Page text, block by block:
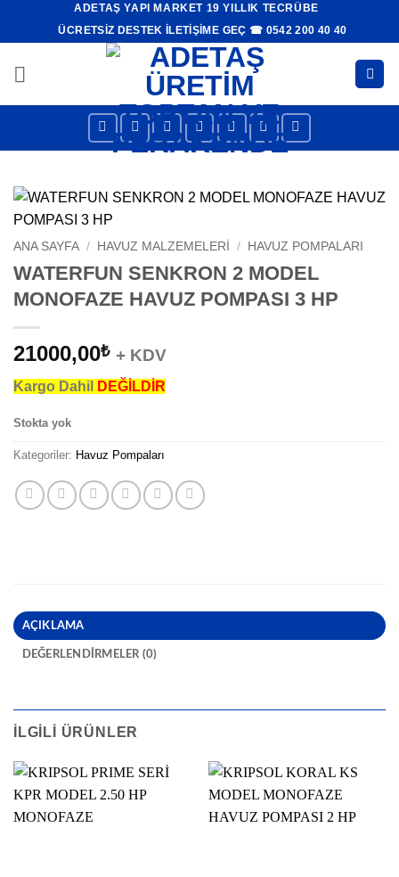
ADETAŞ YAPI MARKET 19 YILLIK TECRÜBE
ÜCRETSIZ DESTEK İLETIŞIME GEÇ ☎ 0542 200 40 40
ANA SAYFA / HAVUZ MALZEMELERI / HAVUZ POMPALARI
WATERFUN SENKRON 2 MODEL
MONOFAZE HAVUZ POMPASI 3 HP
21000,00₺ + KDV
Kargo Dahil DEĞİLDİR
Stokta yok
Kategoriler: Havuz Pompaları
AÇIKLAMA
DEĞERLENDIRMELER (0)
İLGILI ÜRÜNLER